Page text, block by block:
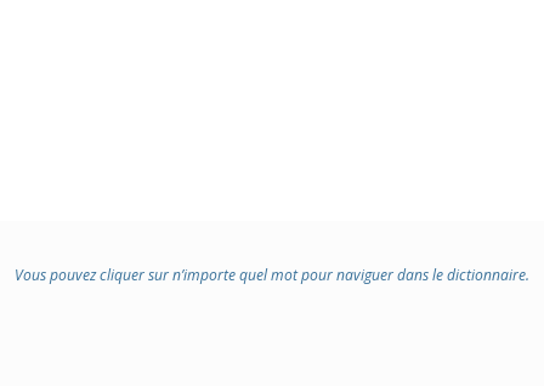
Vous pouvez cliquer sur n’importe quel mot pour naviguer dans le dictionnaire.